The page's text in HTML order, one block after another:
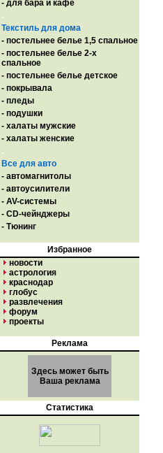
- для бара и кафе
.
Текстиль для дома
- постельнее белье 1,5 спальное
- постельнее белье 2-х
спальное
- постельнее белье детское
- покрывала
- пледы
- подушки
- халаты мужские
- халаты женские
.
Все для авто
- автомагнитолы
- автоусилители
- AV-системы
- CD-чейнджеры
- Тюнинг
Избранное
новости
астрология
краснодар
глобус
развлечения
форум
проекты
Реклама
Здесь может быть
Ваша реклама
Статистика